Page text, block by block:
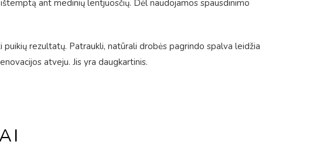
ant medinių lentjuosčių. Dėl naudojamos spausdinimo
rezultatų. Patraukli, natūrali drobės pagrindo spalva leidžia
atveju. Jis yra daugkartinis.